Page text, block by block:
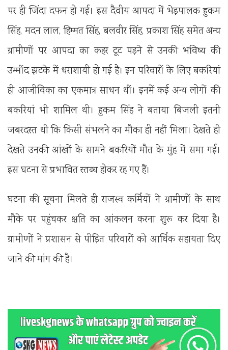
पर ही जिंदा दफन हो गई। इस दैवीय आपदा में भेड़पालक हुकम
सिंह, मदन लाल, हिम्मत सिंह, बलवीर सिंह, प्रकाश सिंह समेत अन्य
ग्रामीणों पर आपदा का कहर टूट पड़ने से उनकी भविष्य की
उम्मींद झटके में धराशायी हो गई है। इन परिवारों के लिए बकरियां
ही आजीविका का एकमात्र साधन थीं। इनमें कई अन्य लोगों की
बकरियां भी शामिल थी। हुकम सिंह ने बताया बिजली इतनी
जबरदस्त थी कि किसी संभलने का मौका ही नहीं मिला। देखते ही
देखते उनकी आंखों के सामने बकरियों मौत के मुंह में समा गई।
इस घटना से प्रभावित स्तब्ध होकर रह गए हैं।
घटना की सूचना मिलते ही राजस्व कर्मियों ने ग्रामीणों के साथ
मौके पर पहुंचकर क्षति का आंकलन करना शुरू कर दिया है।
ग्रामीणों ने प्रशासन से पीड़ित परिवारों को आर्थिक सहायता दिए
जाने की मांग की है।